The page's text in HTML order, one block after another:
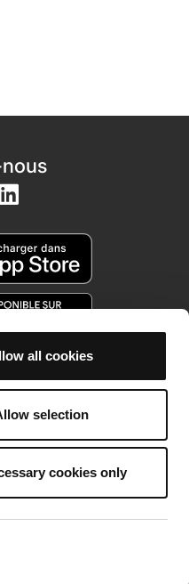
all cookies
selection
cookies only